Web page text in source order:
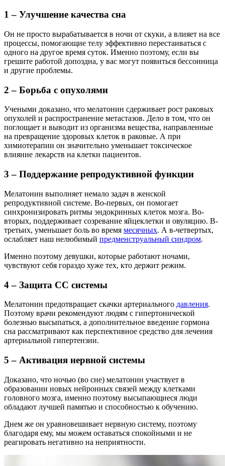
1 – Улучшение качества сна
Он не просто вырабатывается в ночи от скуки, а влияет на все
процессы, помогающие телу эффективно перестаиваться с
одного на другое время суток. Именно поэтому, если вы
грешите работой допоздна, у вас могут появиться бессонница
и другие проблемы.
2 – Борьба с опухолями
Учеными доказано, что мелатонин сдерживает рост раковых
опухолей и распространение метастазов. Дело в том, что он
поглощает и выводит из организма вещества, направленные
на превращение здоровых клеток в раковые. А при
химиотерапии он значительно уменьшает токсическое
влияние лекарств на клетки пациентов.
3 – Поддержание репродуктивной функции
Мелатонин выполняет немало задач в женской
репродуктивной системе. Во-первых, он помогает
синхронизировать ритмы эндокринных клеток мозга. Во-
вторых, поддерживает созревание яйцеклетки и овуляцию. В-
третьих, уменьшает боль во время месячных. А в-четвертых,
ослабляет наш нелюбимый предменструальный синдром.
Именно поэтому девушки, которые работают ночами,
чувствуют себя гораздо хуже тех, кто держит режим.
4 – Защита СС системы
Мелатонин предотвращает скачки артериального давления.
Поэтому врачи рекомендуют людям с гипертонической
болезнью высыпаться, а дополнительное введение гормона
сна рассматривают как перспективное средство для лечения
артериальной гипертензии.
5 – Активация нервной системы
Доказано, что ночью (во сне) мелатонин участвует в
образовании новых нейронных связей между клетками
головного мозга, именно поэтому высыпающиеся люди
обладают лучшей памятью и способностью к обучению.
Днем же он уравновешивает нервную систему, поэтому
благодаря ему, мы можем оставаться спокойными и не
реагировать негативно на неприятности.